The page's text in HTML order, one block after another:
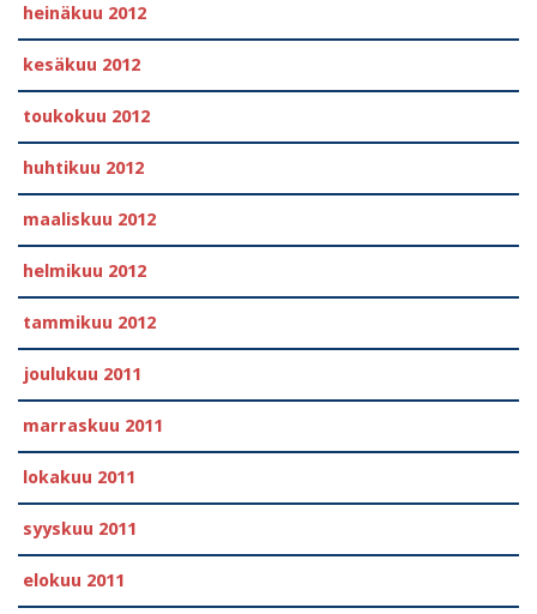
heinäkuu 2012
kesäkuu 2012
toukokuu 2012
huhtikuu 2012
maaliskuu 2012
helmikuu 2012
tammikuu 2012
joulukuu 2011
marraskuu 2011
lokakuu 2011
syyskuu 2011
elokuu 2011